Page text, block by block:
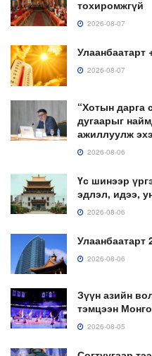
тохиромжгүй
2026-08-07
Улаанбаатарт
2026-08-07
“Хотын дарга
дугаарыг
ажиллуулж
2026-08-06
Үс шинээр
эдлэл, идээ,
2026-08-06
Улаанбаатарт
2026-08-06
Зүүн азийн
тэмцээн
2026-08-05